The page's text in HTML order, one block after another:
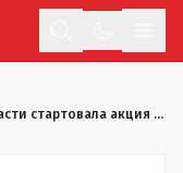
В Костанайской области стартовала акция «Дорога в школу»